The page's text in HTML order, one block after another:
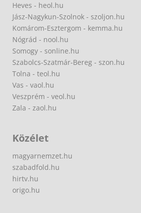
Heves - heol.hu
Jász-Nagykun-Szolnok - szoljon.hu
Komárom-Esztergom - kemma.hu
Nógrád - nool.hu
Somogy - sonline.hu
Szabolcs-Szatmár-Bereg - szon.hu
Tolna - teol.hu
Vas - vaol.hu
Veszprém - veol.hu
Zala - zaol.hu
Közélet
magyarnemzet.hu
szabadfold.hu
hirtv.hu
origo.hu